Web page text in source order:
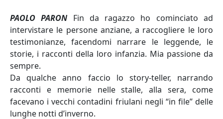
PAOLO PARON Fin da ragazzo ho cominciato ad
intervistare le persone anziane, a raccogliere le loro
testimonianze, facendomi narrare le leggende, le
storie, i racconti della loro infanzia. Mia passione da
sempre.
Da qualche anno faccio lo story-teller, narrando
racconti e memorie nelle stalle, alla sera, come
facevano i vecchi contadini friulani negli “in file” delle
lunghe notti d’inverno.